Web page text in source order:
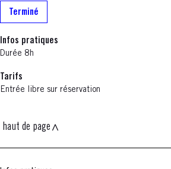
Terminé
Infos pratiques
Durée 8h
Tarifs
Entrée libre sur réservation
haut de page